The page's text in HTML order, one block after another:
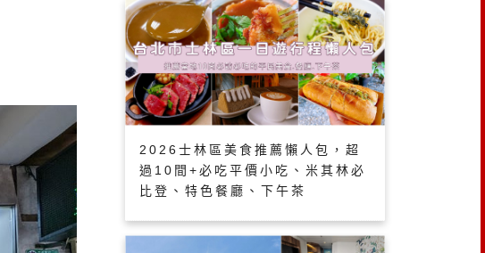
2026士林區美食推薦懶人包，超
過10間+必吃平價小吃、米其林必
比登、特色餐廳、下午茶